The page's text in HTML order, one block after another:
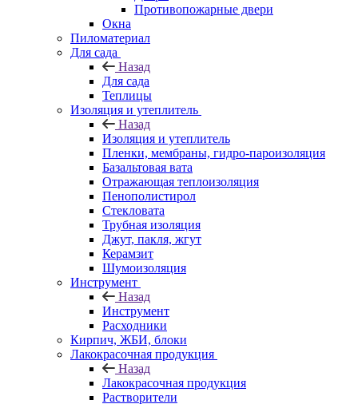
Противопожарные двери
Окна
Пиломатериал
Для сада
Назад
Для сада
Теплицы
Изоляция и утеплитель
Назад
Изоляция и утеплитель
Пленки, мембраны, гидро-пароизоляция
Базальтовая вата
Отражающая теплоизоляция
Пенополистирол
Стекловата
Трубная изоляция
Джут, пакля, жгут
Керамзит
Шумоизоляция
Инструмент
Назад
Инструмент
Расходники
Кирпич, ЖБИ, блоки
Лакокрасочная продукция
Назад
Лакокрасочная продукция
Растворители